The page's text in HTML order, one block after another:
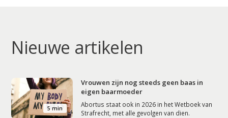
Nieuwe artikelen
5 min
Vrouwen zijn nog steeds geen baas in
eigen baarmoeder
Abortus staat ook in 2026 in het Wetboek van
Strafrecht, met alle gevolgen van dien.